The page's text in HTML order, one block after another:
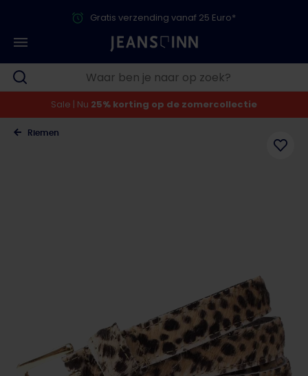
Gratis verzending vanaf 25 Euro*
Sale | Nu 25% korting op de zomercollectie
Riemen